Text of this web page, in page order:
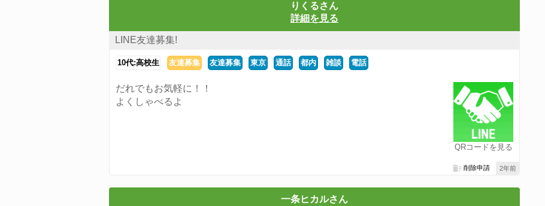
りくるさん
詳細を見る
LINE友達募集!
10代:高校生 友達募集 友達募集 東京 通話 都内 雑談 電話
QRコードを見る
だれでもお気軽に！！
よくしゃべるよ
2年前
削除申請
一条ヒカルさん